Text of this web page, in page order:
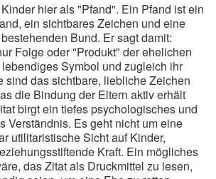
hier als "Pfand". Ein Pfand ist ein
ein sichtbares Zeichen und eine
Bund. Er sagt damit:
Folge oder "Produkt" der ehelichen
Symbol und zugleich ihr
sind das sichtbare, liebliche Zeichen
die Bindung der Eltern aktiv erhält
birgt ein tiefes psychologisches und
Verständnis. Es geht nicht um eine
utilitaristische Sicht auf Kinder,
Kraft. Ein mögliches
das Zitat als Druckmittel zu lesen,